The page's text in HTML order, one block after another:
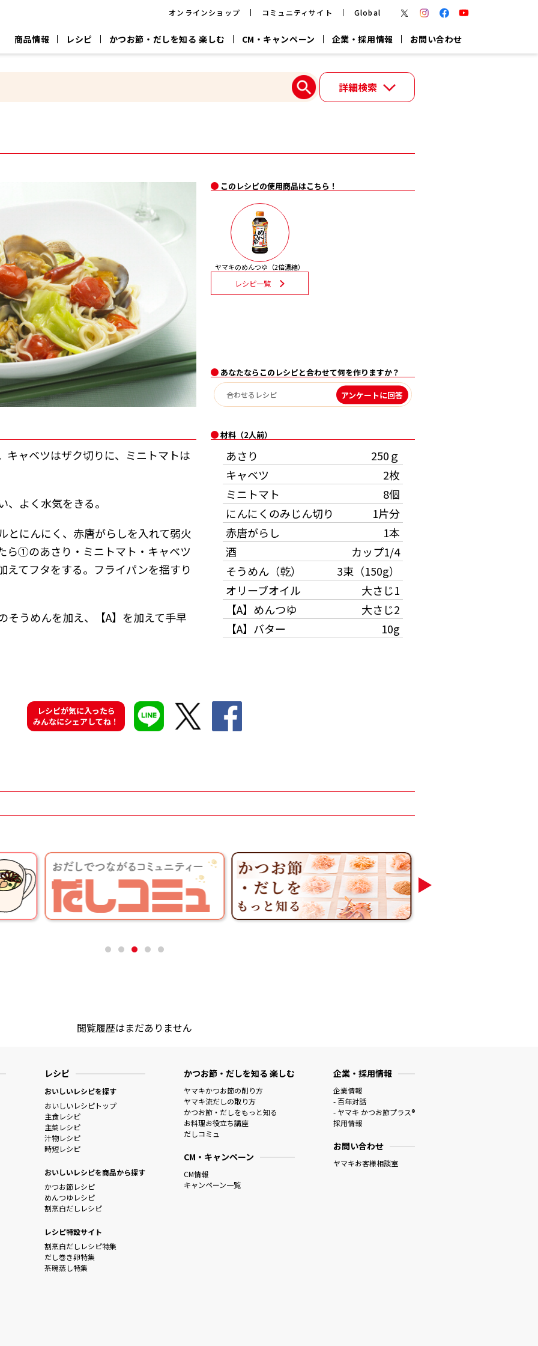
オンラインショップ コミュニティサイト Global
商品情報 レシピ かつお節・だしを知る 楽しむ CM・キャンペーン 企業・採用情報 お問い合わせ
楽チン鍋® 楽チン屋®
煮干 粉末 白だし
ジョブリターン制
詳細検索
このレシピの使用商品はこちら！
ヤマキのめんつゆ（2倍濃縮）
レシピ一覧
あなたならこのレシピと合わせて何を作りますか？
アンケートに回答
キャベツはザク切りに、ミニトマトは
よく水気をきる。
とにんにく、赤唐がらしを入れて弱火
ら①のあさり・ミニトマト・キャベツ
えてフタをする。フライパンを揺すり
うめんを加え、【A】を加えて手早
材料（2人前）
あさり
250ｇ
キャベツ
2枚
ミニトマト
8個
にんにくのみじん切り
1片分
赤唐がらし
1本
酒
カップ1/4
そうめん（乾）
3束（150g）
オリーブオイル
大さじ1
【A】めんつゆ
大さじ2
【A】バター
10g
レシピが気に入ったら
みんなにシェアしてね！
閲覧履歴はまだありません
レシピ
おいしいレシピを探す
おいしいレシピトップ
主食レシピ
主菜レシピ
汁物レシピ
時短レシピ
おいしいレシピを商品から探す
かつお節レシピ
めんつゆレシピ
割烹白だしレシピ
レシピ特設サイト
割烹白だしレシピ特集
だし巻き卵特集
茶碗蒸し特集
かつお節・だしを知る 楽しむ
ヤマキかつお節の削り方
ヤマキ流だしの取り方
かつお節・だしをもっと知る
お料理お役立ち講座
だしコミュ
CM・キャンペーン
CM情報
キャンペーン一覧
企業・採用情報
企業情報
- 百年対話
- ヤマキ かつお節プラス®
採用情報
お問い合わせ
ヤマキお客様相談室